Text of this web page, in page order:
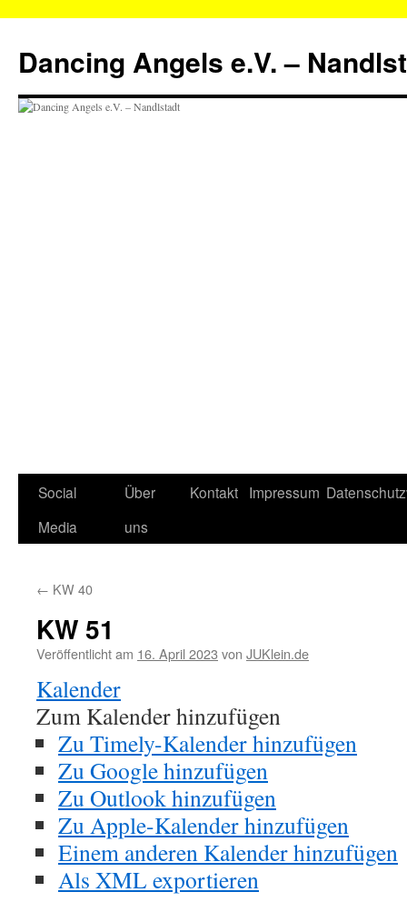
springen
Dancing Angels e.V. –
Social
Media
Über
uns
Kontakt Impressum
← KW 40
KW 51
Veröffentlicht am 16. April 2023 von JUKlein.de
Kalender
Zum Kalender hinzufügen
Zu Timely-Kalender hinzufügen
Zu Google hinzufügen
Zu Outlook hinzufügen
Zu Apple-Kalender hinzufügen
Einem anderen Kalender hinzufügen
Als XML exportieren